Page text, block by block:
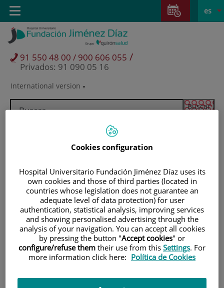
Saltar al contenido
Saltar
contenido
Selector
idioma
activo
es
International version
91 550 48 00 / 900 606 055 /
Privados: 91 090 05 16
Toggle
navigation
Pacientes y visitantes
Cookies configuration
Hospital Universitario Fundación Jiménez Díaz uses its
own cookies and those of third parties (located in
countries whose legislation does not guarantee an
adequate level of data protection) for user
authentication, statistical analysis, improving services
and showing personalised advertising through the
analysis of your navigation. You can accept all cookies
by pressing the button "Accept cookies" or
configure/refuse them their use from this Settings. For
more information click here: Política de Cookies